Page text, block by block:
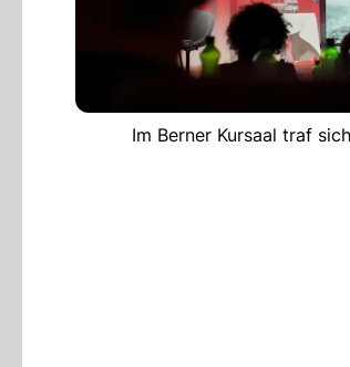
Im Berner Kursaal traf